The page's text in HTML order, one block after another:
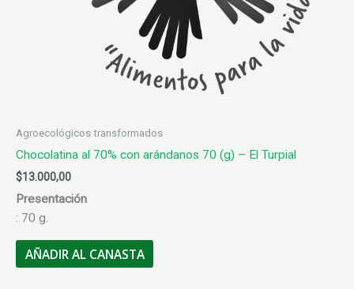
Agroecológicos transformados
Chocolatina al 70% con arándanos 70 (g) – El Turpial
$13.000,00
Presentación
: 70 g.
AÑADIR AL CANASTA